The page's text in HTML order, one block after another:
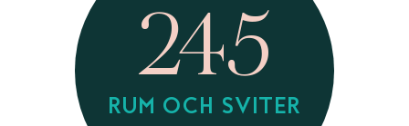
245
RUM OCH SVITER